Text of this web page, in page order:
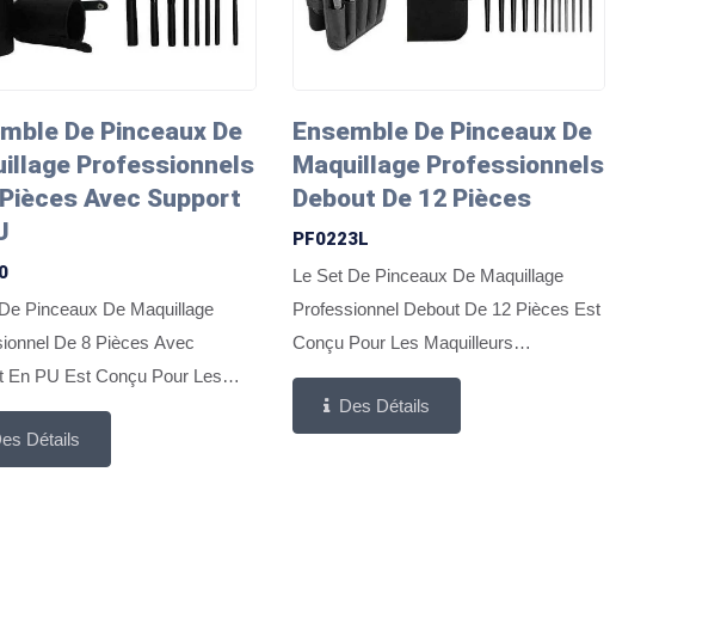
De Pinceaux De
Professionnels
Avec Support
Pinceaux De Maquillage
De 8 Pièces Avec
En PU Est Conçu Pour Les
Recherchant Une Solution De
Soigneusement Sélectionnée,
Détails
Ensemble De Pinceaux De
Maquillage Professionnels
Debout De 12 Pièces
PF0223L
Le Set De Pinceaux De Maquillage
Professionnel Debout De 12 Pièces Est
Conçu Pour Les Maquilleurs
Professionnels Et Les Studios De
Beauté Qui Privilégient L'efficacité Et Un
Des Détails